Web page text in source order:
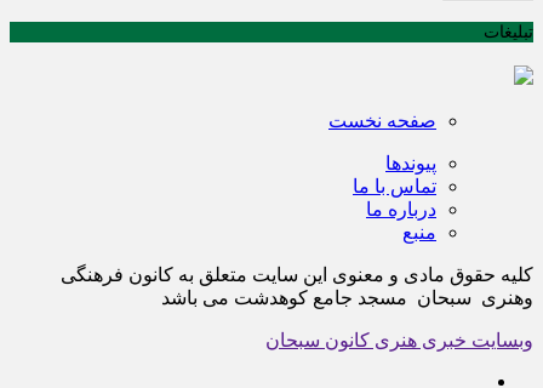
تبلیغات
صفحه نخست
پیوندها
تماس با ما
درباره ما
منبع
کلیه حقوق مادی و معنوی این سایت متعلق به کانون فرهنگی
وهنری سبحان مسجد جامع کوهدشت می باشد
وبسایت خبری هنری کانون سبحان